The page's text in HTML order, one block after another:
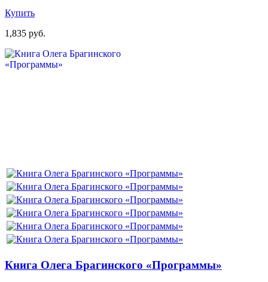
Купить
1,835 руб.
Книга Олега Брагинского «Программы»